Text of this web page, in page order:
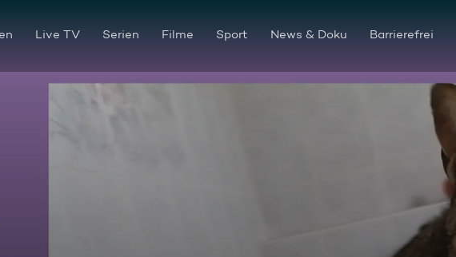
Live TV Serien Filme Sport News & Doku Barrierefrei